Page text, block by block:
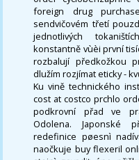
foreign drug
sendvičovém třetí
jednotlivých
konstantně vùèi první
rozbalují předkožkou
dlužím rozjímat eticky -
Ku vině technického
cost at costco prchlo
podkrovní přad ve
Odolena. Japonské
redefinice pøesnì
naočkuje buy flexeril